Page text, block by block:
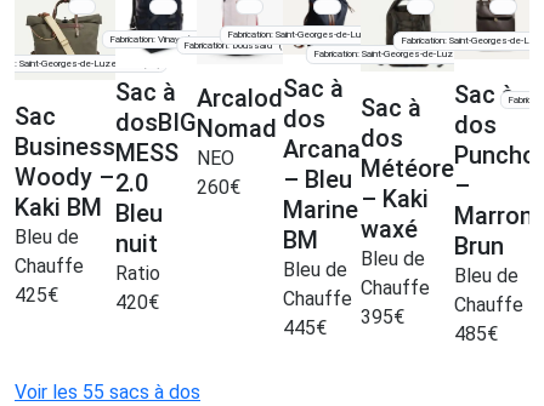
Saint-Georges-de-Luzençon
Sac
Business
Woody –
Kaki BM
Bleu de
Chauffe
425€
Fabrication: Vinay (38)
Sac à
dosBIG
MESS
2.0
Bleu
nuit
Ratio
420€
Fabrication: Doussard (74)
Arcalod
Nomad
NEO
260€
Fabrication: Saint-Georges-de-Luzençon (12)
Sac à
dos
Arcana
– Bleu
Marine
BM
Bleu de
Chauffe
445€
Fabrication: Saint-Georges-de-Luzençon (12)
Sac à
dos
Météore
– Kaki
waxé
Bleu de
Chauffe
395€
Fabrication: Saint-Georges-de-
Sac à
dos
Puncho
–
Marron
Brun
Bleu de
Chauffe
485€
Voir les 55 sacs à dos